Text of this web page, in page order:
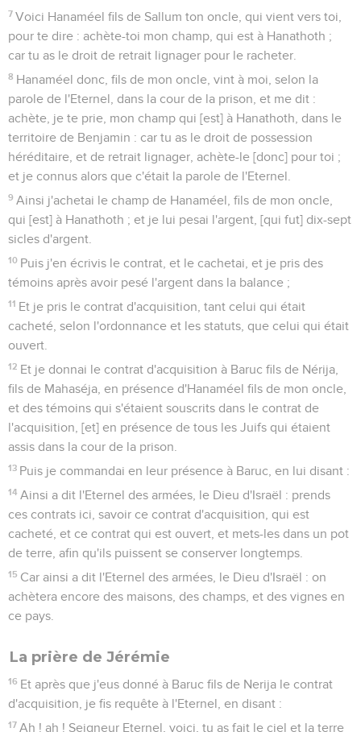
7 Voici Hanaméel fils de Sallum ton oncle, qui vient vers toi,
pour te dire : achète-toi mon champ, qui est à Hanathoth ;
car tu as le droit de retrait lignager pour le racheter.
8 Hanaméel donc, fils de mon oncle, vint à moi, selon la
parole de l'Eternel, dans la cour de la prison, et me dit :
achète, je te prie, mon champ qui [est] à Hanathoth, dans le
territoire de Benjamin : car tu as le droit de possession
héréditaire, et de retrait lignager, achète-le [donc] pour toi ;
et je connus alors que c'était la parole de l'Eternel.
9 Ainsi j'achetai le champ de Hanaméel, fils de mon oncle,
qui [est] à Hanathoth ; et je lui pesai l'argent, [qui fut] dix-sept
sicles d'argent.
10 Puis j'en écrivis le contrat, et le cachetai, et je pris des
témoins après avoir pesé l'argent dans la balance ;
11 Et je pris le contrat d'acquisition, tant celui qui était
cacheté, selon l'ordonnance et les statuts, que celui qui était
ouvert.
12 Et je donnai le contrat d'acquisition à Baruc fils de Nérija,
fils de Mahaséja, en présence d'Hanaméel fils de mon oncle,
et des témoins qui s'étaient souscrits dans le contrat de
l'acquisition, [et] en présence de tous les Juifs qui étaient
assis dans la cour de la prison.
13 Puis je commandai en leur présence à Baruc, en lui disant :
14 Ainsi a dit l'Eternel des armées, le Dieu d'Israël : prends
ces contrats ici, savoir ce contrat d'acquisition, qui est
cacheté, et ce contrat qui est ouvert, et mets-les dans un pot
de terre, afin qu'ils puissent se conserver longtemps.
15 Car ainsi a dit l'Eternel des armées, le Dieu d'Israël : on
achètera encore des maisons, des champs, et des vignes en
ce pays.
La prière de Jérémie
16 Et après que j'eus donné à Baruc fils de Nerija le contrat
d'acquisition, je fis requête à l'Eternel, en disant :
17 Ah ! ah ! Seigneur Eternel, voici, tu as fait le ciel et la terre